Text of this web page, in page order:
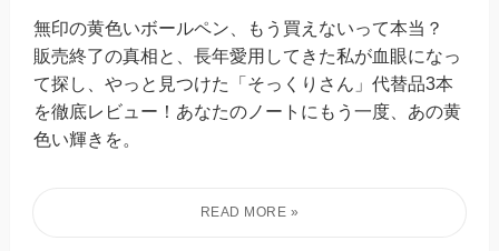
無印の黄色いボールペン、もう買えないって本当？
販売終了の真相と、長年愛用してきた私が血眼になっ
て探し、やっと見つけた「そっくりさん」代替品3本
を徹底レビュー！あなたのノートにもう一度、あの黄
色い輝きを。